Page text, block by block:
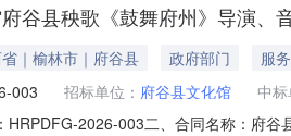
谷县秧歌《鼓舞府州》导演、
｜榆林市｜府谷县 政府部门
服务
003 招标单位： 府谷县文化馆
中
HRPDFG-2026-003二、合同名称：府